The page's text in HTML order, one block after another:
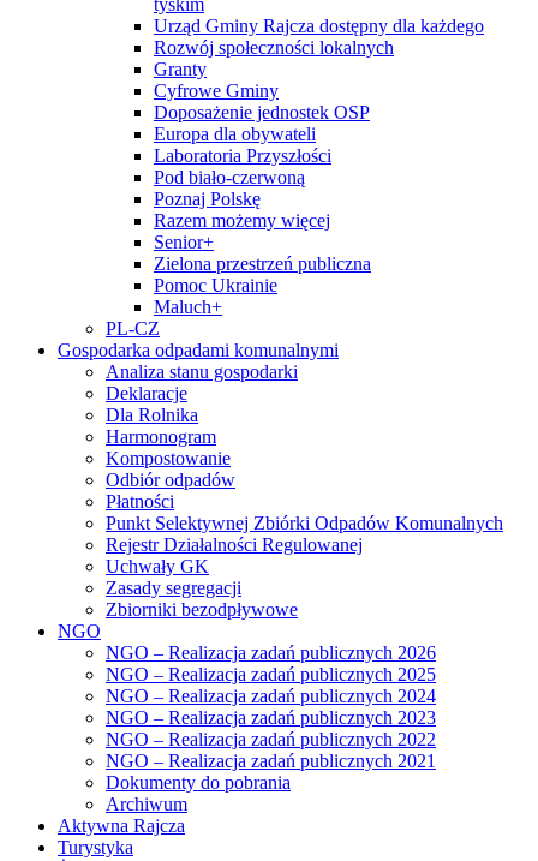
tyskim
Urząd Gminy Rajcza dostępny dla każdego
Rozwój społeczności lokalnych
Granty
Cyfrowe Gminy
Doposażenie jednostek OSP
Europa dla obywateli
Laboratoria Przyszłości
Pod biało-czerwoną
Poznaj Polskę
Razem możemy więcej
Senior+
Zielona przestrzeń publiczna
Pomoc Ukrainie
Maluch+
PL-CZ
Gospodarka odpadami komunalnymi
Analiza stanu gospodarki
Deklaracje
Dla Rolnika
Harmonogram
Kompostowanie
Odbiór odpadów
Płatności
Punkt Selektywnej Zbiórki Odpadów Komunalnych
Rejestr Działalności Regulowanej
Uchwały GK
Zasady segregacji
Zbiorniki bezodpływowe
NGO
NGO – Realizacja zadań publicznych 2026
NGO – Realizacja zadań publicznych 2025
NGO – Realizacja zadań publicznych 2024
NGO – Realizacja zadań publicznych 2023
NGO – Realizacja zadań publicznych 2022
NGO – Realizacja zadań publicznych 2021
Dokumenty do pobrania
Archiwum
Aktywna Rajcza
Turystyka